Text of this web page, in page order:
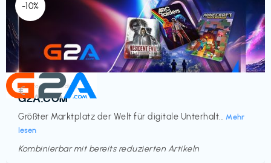
-10%
Elektronik & Medien
G2A.COM
Größter Marktplatz der Welt für digitale Unterhalt... Mehr
lesen
€‎
Kombinierbar mit bereits reduzierten Artikeln